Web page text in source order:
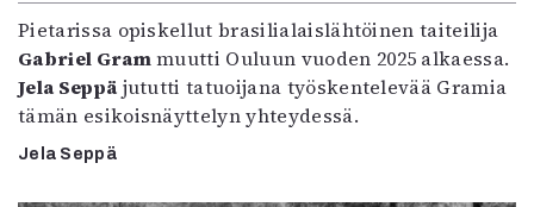
Pietarissa opiskellut brasilialaislähtöinen taiteilija
Gabriel Grammuutti Ouluun vuoden 2025 alkaessa.
Jela Seppä jututti tatuoijana työskentelevää Gramia
tämän esikoisnäyttelyn yhteydessä.
Jela Seppä